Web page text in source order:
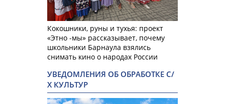
Кокошники, руны и тухья: проект
«Этно -мы» рассказывает, почему
школьники Барнаула взялись
снимать кино о народах России
УВЕДОМЛЕНИЯ ОБ ОБРАБОТКЕ С/
Х КУЛЬТУР